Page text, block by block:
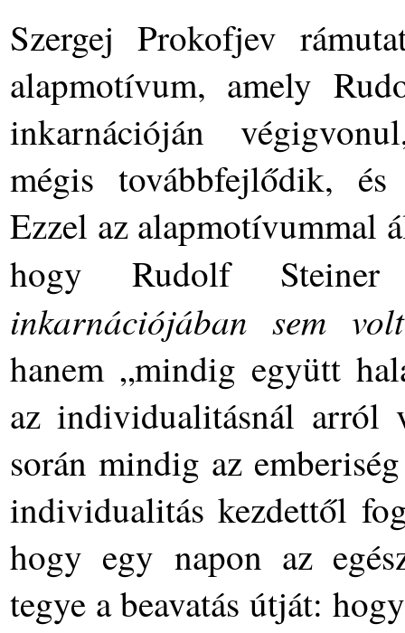
Szergej Prokofjev
alapmotívum, amely
inkarnációján
mégis továbbfejlődik,
Ezzel az alapmotívummal
hogy Rudolf
inkarnációjában sem
hanem „mindig együtt
az individualitásnál arról
során mindig az
individualitás kezdettől
hogy egy napon az
tegye a beavatás útját: